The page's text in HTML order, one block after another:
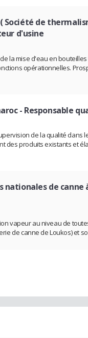
Société de
d'usine
la mise d'eau en bouteilles
opérationnelles.
- Responsable
de la qualité dans
des produits existants et
nationales de canne
vapeur au niveau de
de canne de Loukos) et